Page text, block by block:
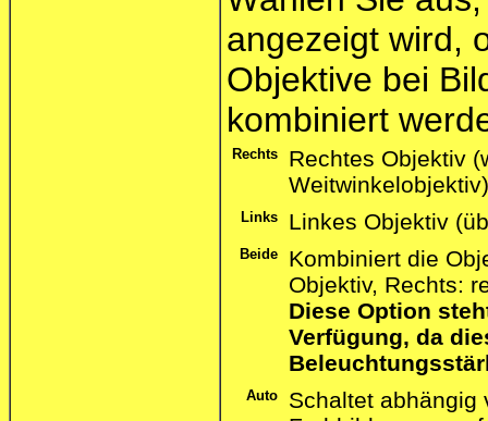
angezeigt wird,
Objektive bei
kombiniert
Rechts
Rechtes Objektiv
Weitwinkelobjektiv)
Links Linkes Objektiv
Beide
Kombiniert die
Objektiv, Rechts:
Diese Option
Verfügung, da
Auto
Schaltet abhängig